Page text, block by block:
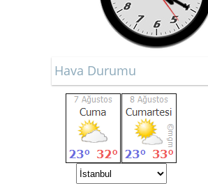
Hava Durumu